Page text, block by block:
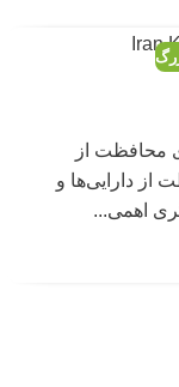
محافظت از
از دارایی‌ها و
اهمی...